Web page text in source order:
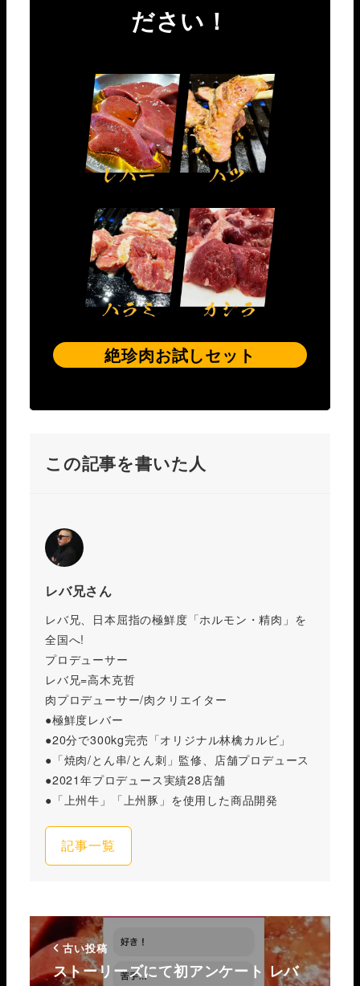
ださい！
絶珍肉お試しセット
この記事を書いた人
レバ兄さん
レバ兄、日本屈指の極鮮度「ホルモン・精肉」を
全国へ!
プロデューサー
レバ兄=高木克哲
肉プロデューサー/肉クリエイター
●極鮮度レバー
●20分で300kg完売「オリジナル林檎カルビ」
●「焼肉/とん串/とん刺」監修、店舗プロデュース
●2021年プロデュース実績28店舗
●「上州牛」「上州豚」を使用した商品開発
記事一覧
古い投稿
ストーリーズにて初アンケート️ レバ